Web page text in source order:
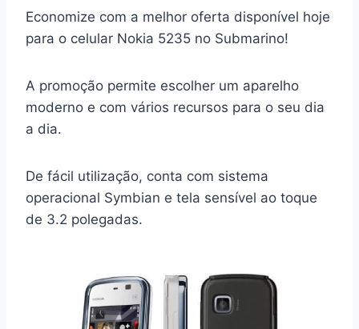
Economize com a melhor oferta disponível hoje
para o celular Nokia 5235 no Submarino!
A promoção permite escolher um aparelho
moderno e com vários recursos para o seu dia
a dia.
De fácil utilização, conta com sistema
operacional Symbian e tela sensível ao toque
de 3.2 polegadas.